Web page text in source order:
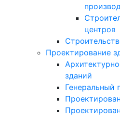
центров
Проектирование
зданий
Генеральный